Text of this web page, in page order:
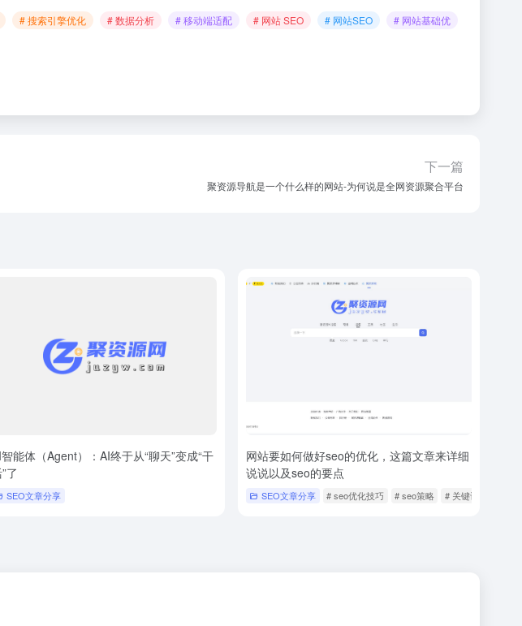
# 搜索引擎优化 # 数据分析 # 移动端适配 # 网站 SEO # 网站SEO
# 网站基础优
下一篇
聚资源导航是一个什么样的网站-为何说是全网资源聚合平台
能体（Agent）：AI终于从“聊天”变成“干
了
SEO文章分享
网站要如何做好seo的优化，这篇文章来详细
说说以及seo的要点
SEO文章分享 # seo优化技巧 # seo策略 # 关键词研究